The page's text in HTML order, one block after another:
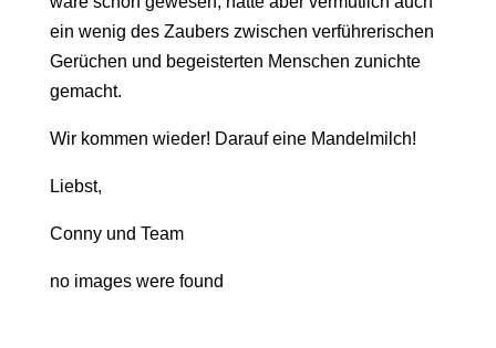
ein wenig des Zaubers zwischen verführerischen
Gerüchen und begeisterten Menschen zunichte
gemacht.
Wir kommen wieder! Darauf eine Mandelmilch!
Liebst,
Conny und Team
no images were found